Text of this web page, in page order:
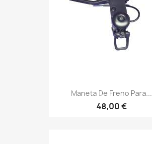
Maneta De Freno Para...
48,00 €